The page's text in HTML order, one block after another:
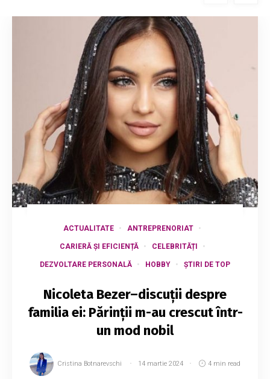
ACTUALITATE ANTREPRENORIAT
CARIERĂ ȘI EFICIENȚĂ CELEBRITĂȚI
DEZVOLTARE PERSONALĂ HOBBY ȘTIRI DE TOP
Nicoleta Bezer–discuții despre
familia ei: Părinții m-au crescut într-
un mod nobil
Cristina Botnarevschi 14 martie 2024 4 min read